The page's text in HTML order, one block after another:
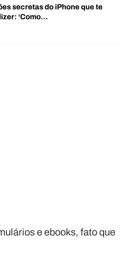
secretas do iPhone que te
‘Como…
e ebooks, fato que